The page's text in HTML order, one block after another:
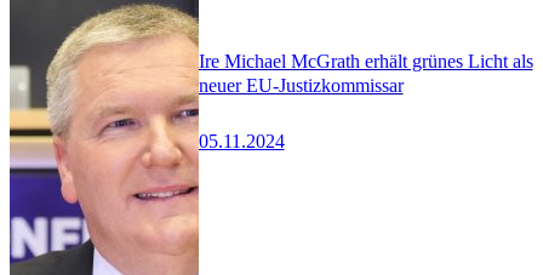
Ire Michael McGrath erhält grünes Licht als
neuer EU-Justizkommissar
05.11.2024